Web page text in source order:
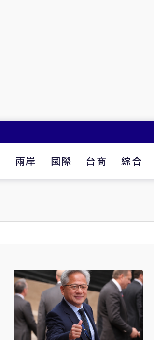
兩岸 國際 台商 綜合